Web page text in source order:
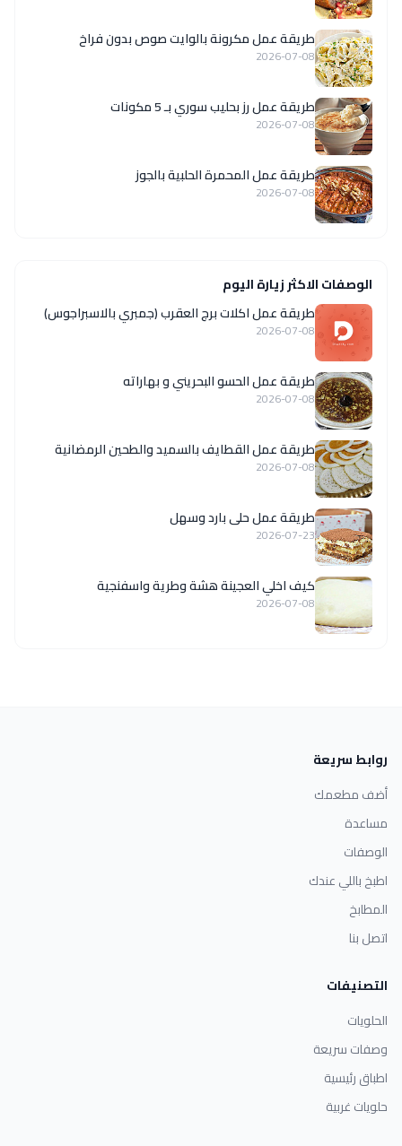
طريقة عمل مكرونة بالوايت صوص بدون فراخ
2026-07-08
طريقة عمل رز بحليب سوري بـ 5 مكونات
2026-07-08
طريقة عمل المحمرة الحلبية بالجوز
2026-07-08
الوصفات الاكثر زيارة اليوم
طريقة عمل اكلات برج العقرب (جمبري بالاسبراجوس)
2026-07-08
طريقة عمل الحسو البحريني و بهاراته
2026-07-08
طريقة عمل القطايف بالسميد والطحين الرمضانية
2026-07-08
طريقة عمل حلى بارد وسهل
2026-07-23
كيف اخلي العجينة هشة وطرية واسفنجية
2026-07-08
روابط سريعة
أضف مطعمك
مساعدة
الوصفات
اطبخ باللي عندك
المطابخ
اتصل بنا
التصنيفات
الحلويات
وصفات سريعة
اطباق رئيسية
حلويات غربية